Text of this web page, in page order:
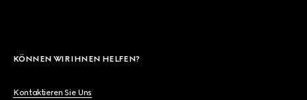
KÖNNEN WIR IHNEN HELFEN?
Kontaktieren Sie Uns